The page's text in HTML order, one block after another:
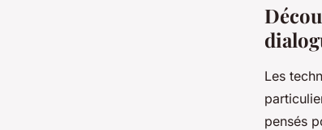
Les
pensés